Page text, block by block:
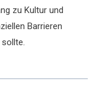
zu Kultur und
Barrieren